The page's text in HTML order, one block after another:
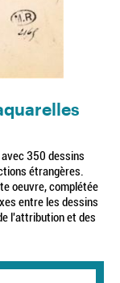
350 dessins
étrangères.
oeuvre, complétée
entre les dessins
l'attribution et des